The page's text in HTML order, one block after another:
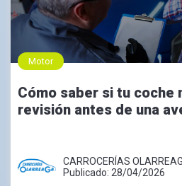
Motor
Cómo saber si tu coche
revisión antes de una
CARROCERÍAS
Publicado: 28/04/2026